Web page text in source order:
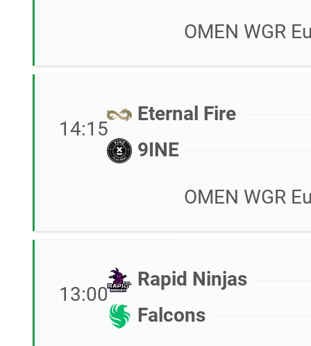
OMEN WGR
14:15
Eternal Fire
9INE
OMEN WGR
13:00
Rapid Ninjas
Falcons